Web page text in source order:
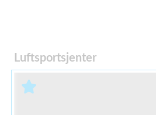
Luftsportsjenter